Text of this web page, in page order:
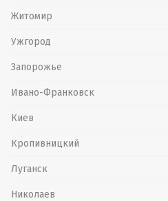
Житомир
Ужгород
Запорожье
Ивано-Франковск
Киев
Кропивницкий
Луганск
Николаев